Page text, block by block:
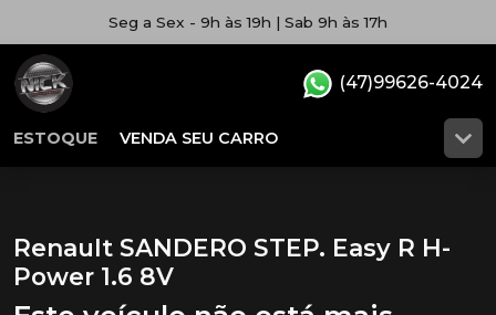
Seg a Sex - 9h às 19h | Sab 9h às 17h
ESTOQUE VENDA SEU CARRO
(47)99626-4024
Renault SANDERO STEP. Easy R H-
Power 1.6 8V